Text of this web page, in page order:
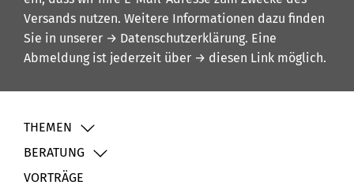
Versands nutzen. Weitere Informationen dazu finden
Sie in unserer → Datenschutzerklärung. Eine
Abmeldung ist jederzeit über → diesen Link möglich.
THEMEN
BERATUNG
VORTRÄGE